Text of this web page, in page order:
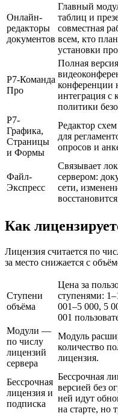
Онлайн-
редакторы
документов
Главный
таблиц и
совместная
всем, кто
установки
Р7-Команда
Про
Полная
конференции
интеграция с
политики
Р7-
Графика,
Страницы
и Формы
Редактор
для
опросов и
Файл-
Экспресс
Связывает
сервером:
сети,
Как
Лицензия считается по
за место снижается с
Ступени
объёма
Цена за
ступенями:
001–5 000, 5
001
Модули —
по числу
лицензий
сервера
Модуль
количество
лицензия.
Бессрочная
лицензия и
подписка
Бессрочная
версией без
ней идут
на старте, но